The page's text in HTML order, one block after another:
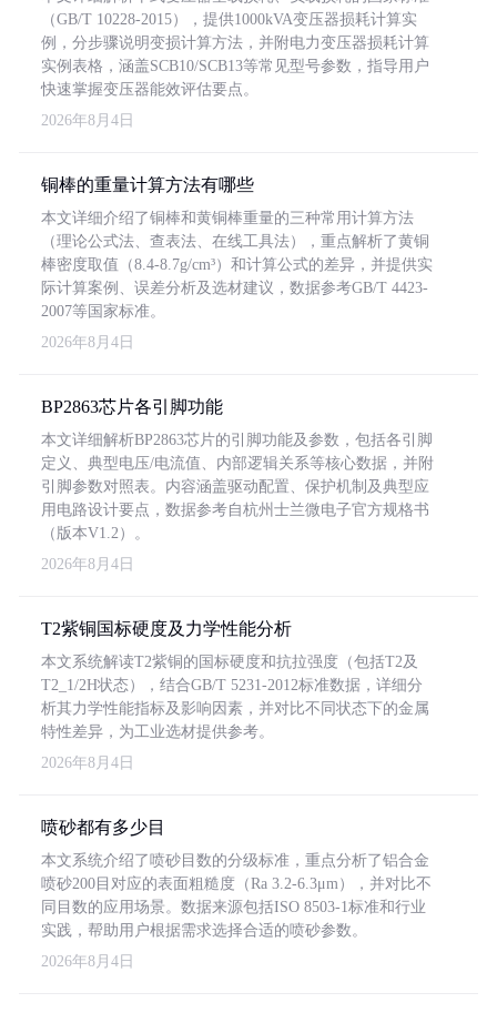
（GB/T 10228-2015），提供1000kVA变压器损耗计算实
例，分步骤说明变损计算方法，并附电力变压器损耗计算
实例表格，涵盖SCB10/SCB13等常见型号参数，指导用户
快速掌握变压器能效评估要点。
2026年8月4日
铜棒的重量计算方法有哪些
本文详细介绍了铜棒和黄铜棒重量的三种常用计算方法
（理论公式法、查表法、在线工具法），重点解析了黄铜
棒密度取值（8.4-8.7g/cm³）和计算公式的差异，并提供实
际计算案例、误差分析及选材建议，数据参考GB/T 4423-
2007等国家标准。
2026年8月4日
BP2863芯片各引脚功能
本文详细解析BP2863芯片的引脚功能及参数，包括各引脚
定义、典型电压/电流值、内部逻辑关系等核心数据，并附
引脚参数对照表。内容涵盖驱动配置、保护机制及典型应
用电路设计要点，数据参考自杭州士兰微电子官方规格书
（版本V1.2）。
2026年8月4日
T2紫铜国标硬度及力学性能分析
本文系统解读T2紫铜的国标硬度和抗拉强度（包括T2及
T2_1/2H状态），结合GB/T 5231-2012标准数据，详细分
析其力学性能指标及影响因素，并对比不同状态下的金属
特性差异，为工业选材提供参考。
2026年8月4日
喷砂都有多少目
本文系统介绍了喷砂目数的分级标准，重点分析了铝合金
喷砂200目对应的表面粗糙度（Ra 3.2-6.3μm），并对比不
同目数的应用场景。数据来源包括ISO 8503-1标准和行业
实践，帮助用户根据需求选择合适的喷砂参数。
2026年8月4日